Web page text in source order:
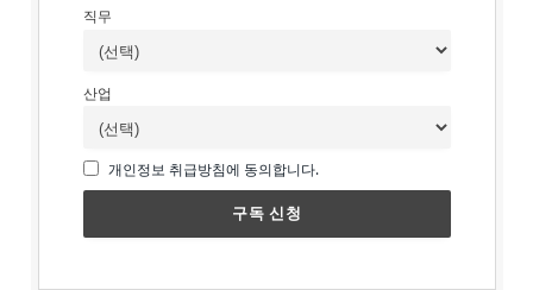
직무
산업
개인정보 취급방침에 동의합니다.